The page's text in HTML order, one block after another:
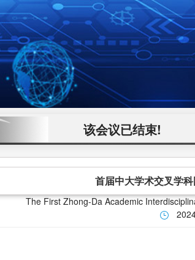
该会议已结束!
首届中大学术交叉学
The First Zhong-Da Academic